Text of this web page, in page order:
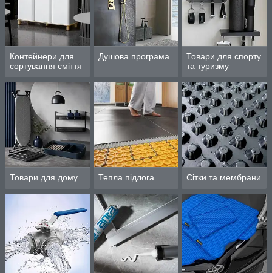
Контейнери для
сортування сміття
Душова програма
Товари для спорту
та туризму
Товари для дому Тепла підлога Сітки та мембрани